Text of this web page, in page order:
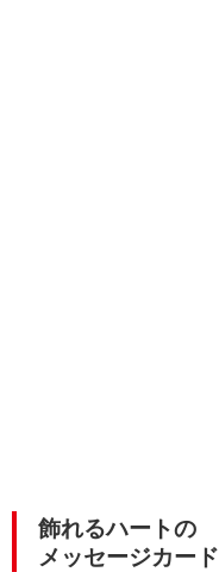
飾れるハートの
メッセージカード